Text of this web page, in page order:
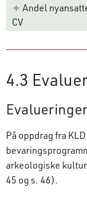
Andel
CV
4.3
Evalueringer
På oppdrag fra
arkeologiske
45 og s. 46).